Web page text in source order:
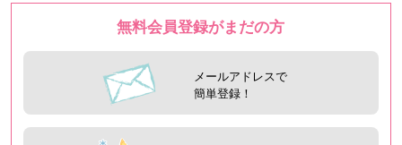
無料会員登録がまだの方
メールアドレスで
簡単登録！